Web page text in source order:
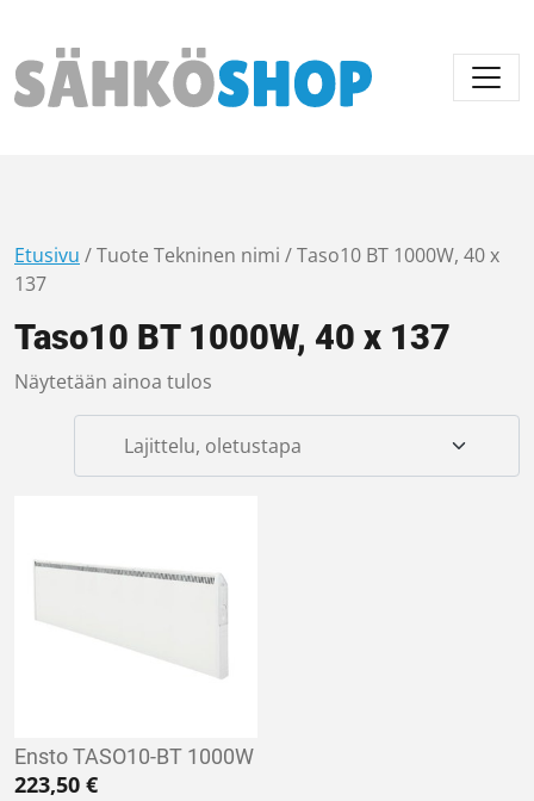
Päävalikko
Etusivu / Tuote Tekninen nimi / Taso10 BT 1000W, 40 x
137
Taso10 BT 1000W, 40 x 137
Näytetään ainoa tulos
Ensto TASO10-BT 1000W
223,50 €